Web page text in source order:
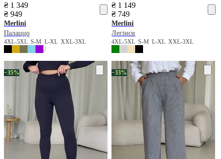
₴ 1 349
₴ 949
Merlini
Палаццо
4XL-5XL S-M L-XL XXL-3XL
2
₴ 1 149
₴ 749
Merlini
Легінси
4XL-5XLS-ML-XLXXL-3XL
−35% −33%